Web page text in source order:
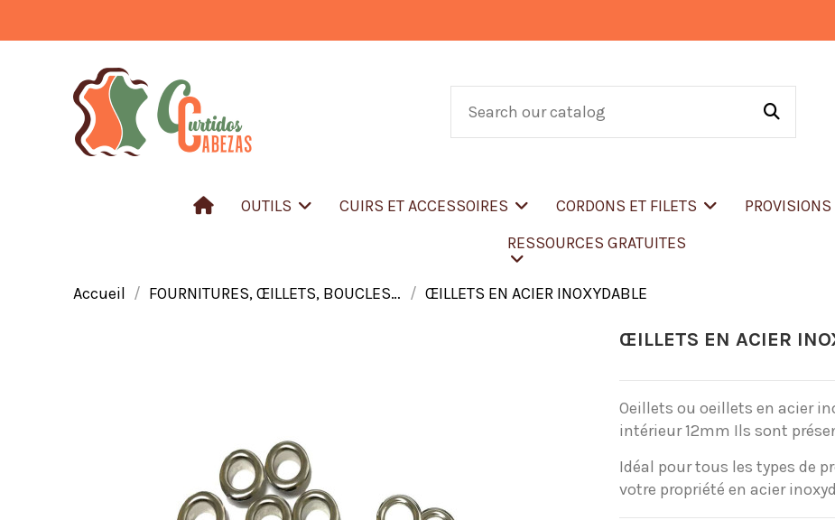
OUTILS CUIRS ET ACCESSOIRES CORDONS ET FILETS PROVISIONS
RESSOURCES GRATUITES
Accueil FOURNITURES, ŒILLETS, BOUCLES… ŒILLETS EN ACIER INOXYDABLE
ŒILLETS EN ACIER
Oeillets ou oeillets en acier
intérieur 12mm Ils sont
Idéal pour tous les types de
votre propriété en acier